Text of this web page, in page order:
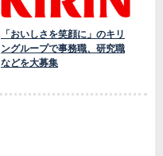
「おいしさを笑顔に」のキリ
ングループで事務職、研究職
などを大募集